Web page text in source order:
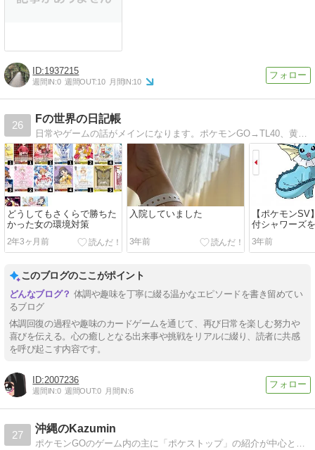
1937215
週間IN:0 週間OUT:10 月間IN:10
26
Fの世界の日記帳
日常やゲームの話がメインになります。ポケモンGO→TL40、黄色/WS/旅行/ポケモン/最近はポケカにも興味あります！よろしくお願いします(*´ー｀*)
どうしてもさくらで勝ちた
かった女の環境対策
2年3ヶ月前
入院していました
3年前
【ポケモンSV
付シャワーズ
記録【大量発
3年前
このブログのここがポイント
体調や趣味を丁寧に綴る温かなエピソードを書き留めてい
るブログ
体調回復の過程や趣味のカードゲームを通じて、再び日常を楽しむ努力や
喜びを伝える。心の癒しとなる出来事や挑戦をリアルに綴り、読者に共感
を呼び起こす内容です。
2007236
週間IN:0 週間OUT:0 月間IN:6
27
沖縄のKazumin
ポケモンGOのゲーム内の主に「ポケストップ」の紹介が中心となっています。沖縄独自のポケストップ事情を全国のトレーナーの方へ面白可笑しく紹介してく事をコンセプトとしています。